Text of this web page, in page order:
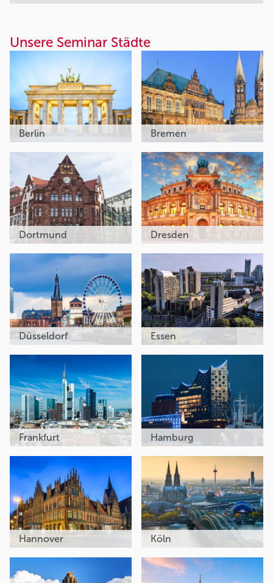
Unsere Seminar Städte
Berlin Bremen
Dortmund Dresden
Düsseldorf Essen
Frankfurt Hamburg
Hannover Köln